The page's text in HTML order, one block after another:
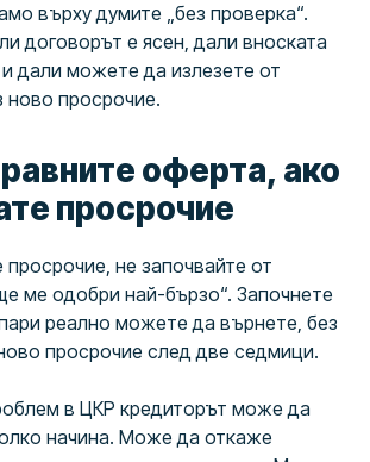
върху думите „без проверка“.
договорът е ясен, дали вноската
дали можете да излезете от
ново просрочие.
оферта, ако
просрочие
просрочие, не започвайте от
ме одобри най-бързо“. Започнете
реално можете да върнете, без
просрочие след две седмици.
в ЦКР кредиторът може да
начина. Може да откаже